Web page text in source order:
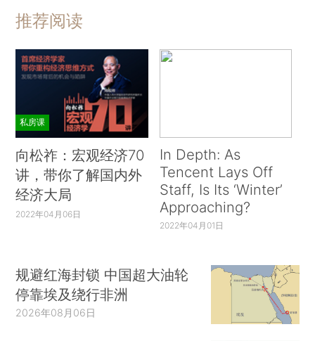
推荐阅读
私房课
向松祚：宏观经济70
讲，带你了解国内外
经济大局
2022年04月06日
In Depth: As
Tencent Lays Off
Staff, Is Its ‘Winter’
Approaching?
2022年04月01日
规避红海封锁 中国超大油轮
停靠埃及绕行非洲
2026年08月06日